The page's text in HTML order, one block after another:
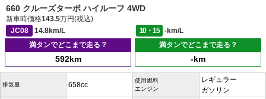
660 クルーズターボ ハイルーフ 4WD
新車時価格143.5万円(税込)
JC08
14.8km/L 10・15
-km/L
満タンでどこまで走る？
592km
満タンでどこまで走る？
-km
排気量 658cc
使用燃料
エンジン
レギュラー
ガソリン